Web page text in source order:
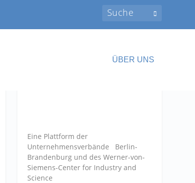
ÜBER UNS
Eine Plattform der
Unternehmensverbände Berlin-
Brandenburg und des Werner-von-
Siemens-Center for Industry and
Science